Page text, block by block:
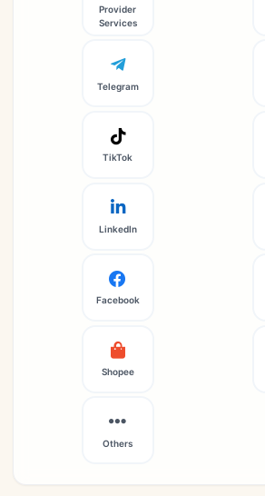
Provider
Services
Telegram
TikTok
LinkedIn
Facebook
Shopee
Others